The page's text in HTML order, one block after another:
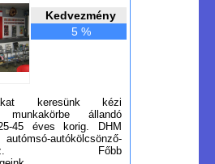
Kedvezmény
5 %
keresünk kézi
munkakörbe állandó
45 éves korig. DHM
autókölcsönző-
Főbb